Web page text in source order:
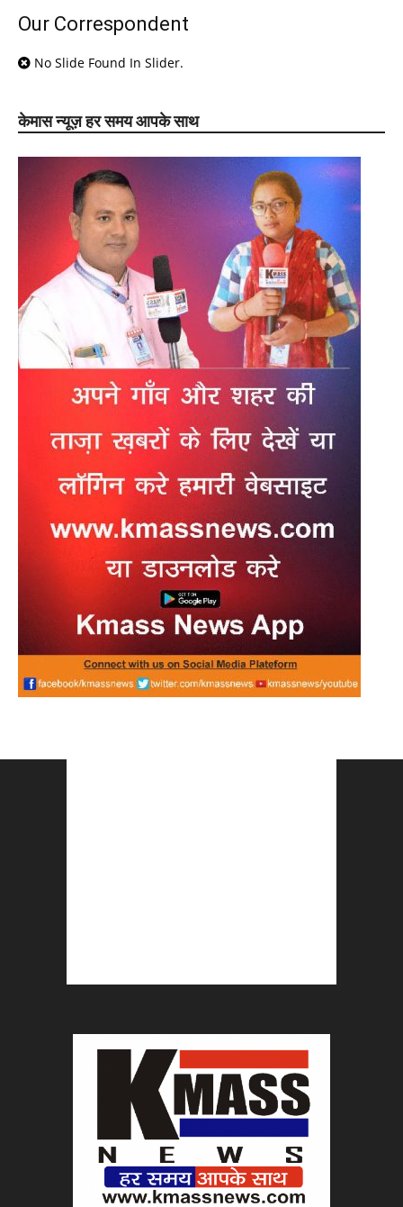
Our Correspondent
No Slide Found In Slider.
केमास न्यूज़ हर समय आपके साथ